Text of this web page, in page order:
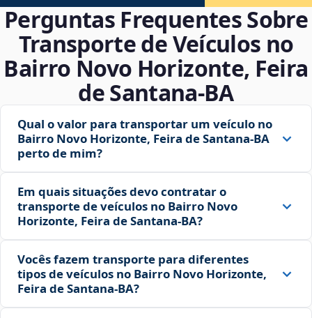
Perguntas Frequentes Sobre
Transporte de Veículos no
Bairro Novo Horizonte, Feira
de Santana‑BA
Qual o valor para transportar um veículo no
Bairro Novo Horizonte, Feira de Santana‑BA
perto de mim?
Em quais situações devo contratar o
transporte de veículos no Bairro Novo
Horizonte, Feira de Santana‑BA?
Vocês fazem transporte para diferentes
tipos de veículos no Bairro Novo Horizonte,
Feira de Santana‑BA?